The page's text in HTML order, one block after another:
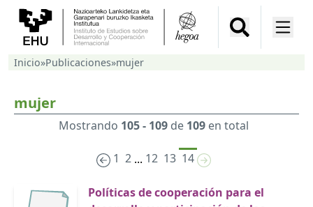
Inicio»Publicaciones»mujer
mujer
Mostrando 105 - 109 de 109 en total
1 2 ... 12 13 14
Políticas de cooperación para el